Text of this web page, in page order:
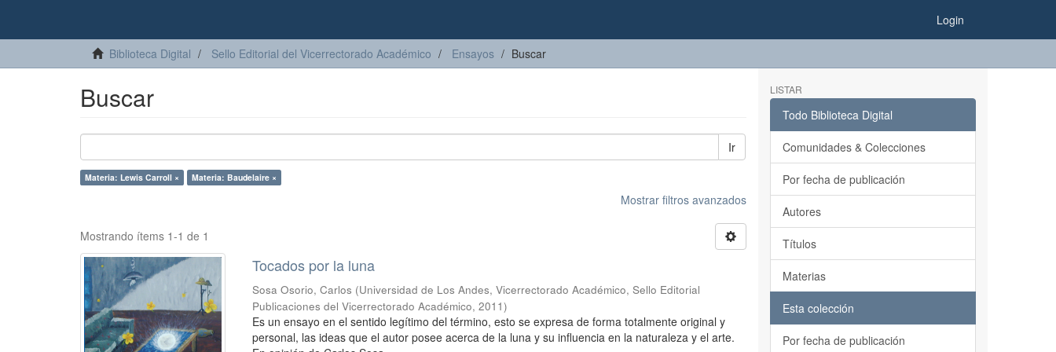
Login
Biblioteca Digital Sello Editorial del Vicerrectorado Académico Ensayos Buscar
Buscar
Ir
Materia: Lewis Carroll × Materia: Baudelaire ×
Mostrar filtros avanzados
Mostrando ítems 1-1 de 1
Tocados por la luna
Sosa Osorio, Carlos (Universidad de Los Andes, Vicerrectorado Académico, Sello Editorial
Publicaciones del Vicerrectorado Académico,2011)
Es un ensayo en el sentido legítimo del término, esto se expresa de forma totalmente original y
personal, las ideas que el autor posee acerca de la luna y su influencia en la naturaleza y el arte.
LISTAR
Todo Biblioteca Digital
Comunidades & Colecciones
Por fecha de publicación
Autores
Títulos
Materias
Esta colección
Por fecha de publicación